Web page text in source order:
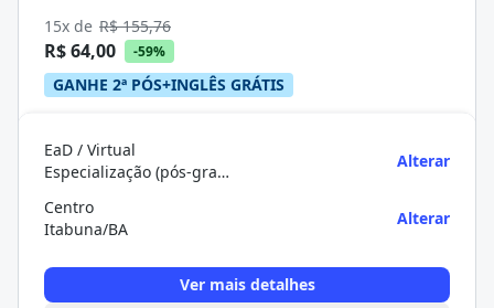
15x de R$ 155,76
R$ 64,00 -59%
GANHE 2ª PÓS+INGLÊS GRÁTIS
EaD / Virtual
Especialização (pós-graduação)
Alterar
Centro
Itabuna/BA
Alterar
Ver mais detalhes